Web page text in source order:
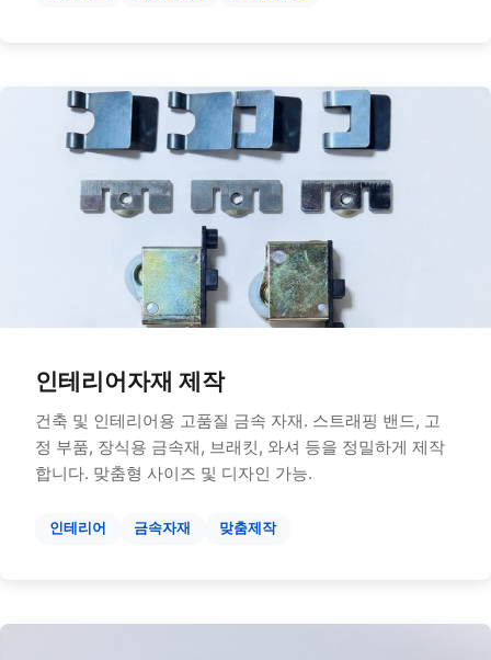
인테리어자재 제작
건축 및 인테리어용 고품질 금속 자재. 스트래핑 밴드, 고
정 부품, 장식용 금속재, 브래킷, 와셔 등을 정밀하게 제작
합니다. 맞춤형 사이즈 및 디자인 가능.
인테리어 금속자재 맞춤제작